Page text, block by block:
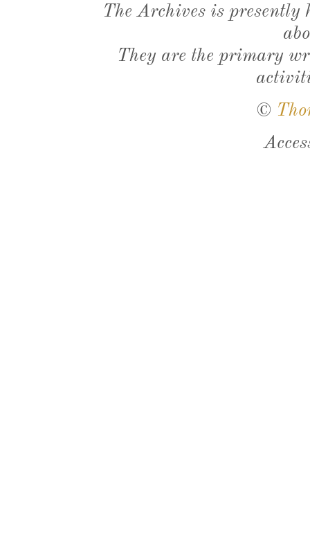
The Archives is presently
They are the primary
©